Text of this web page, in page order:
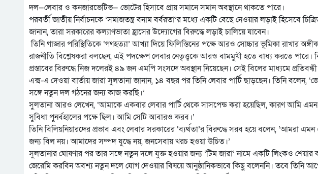
দল—লেবার ও কনজারভেটিভ— ভোটের হিসাবে প্রায় সমানে সমান অবস্থানে থাকতে পারে।
পরবর্তী জাতীয় নির্বাচনকে ‘সমাজতন্ত্র বনাম বর্বরতা’র মধ্যে একটি বেছে নেওয়ার লড়াই হিসেবে
জানান, তারা সরকারের কল্যাণভাতা হ্রাসের উদ্যোগের বিরুদ্ধে লড়াই চালিয়ে যাবেন।
তিনি গাজার পরিস্থিতিকে ‘গণহত্যা’ আখ্যা দিয়ে ফিলিস্তিনের পক্ষে আরও সোচ্চার ভূমিকা রাখার
রাজনীতি বিশ্লেষকরা বলছেন, এই পদক্ষেপ লেবার নেতৃত্ত্বকে আরও বামমুখী হতে বাধ্য করতে
প্রস্তাবের বিরুদ্ধে নিজ দলেরই ৪৯ জন এমপি সংসদে অবস্থান নিয়েছেন। সেই বিলের মাধ্যমে
এক্স-এ দেওয়া বার্তায় জারা সুলতানা জানান, ১৪ বছর পর তিনি লেবার পার্টি ছাড়ছেন। তিনি বলেন,
সঙ্গে নতুন দল গঠনের জন্য কাজ করছি।’
সুলতানা আরও লেখেন, ‘আমাকে একবার লেবার পার্টি থেকে সাসপেন্ড করা হয়েছিল, কারণ আমি এমন
সুবিধা পুনর্বহালের পক্ষে ছিল। আমি সেটি আবারও করব।’
তিনি বিলিয়নিয়ারদের প্রভাব এবং লেবার সরকারের ‘ব্যর্থতা’র বিরুদ্ধে সরব হয়ে বলেন, ‘আমরা
জন্য বিল নয়। আমাদের সম্পদ যুদ্ধে নয়, জনসেবায় খরচ হওয়া উচিত।’
সুলতানার ঘোষণার পর তার সঙ্গে নতুন দলে যুক্ত হওয়ার জন্য ‘টিম জারা’ নামে একটি লিংকও শেয়ার
জেরেমি করবিন অবশ্য নতুন দলে যোগ দেওয়ার বিষয়ে আনুষ্ঠানিকভাবে কিছু বলেননি। তবে তিনি